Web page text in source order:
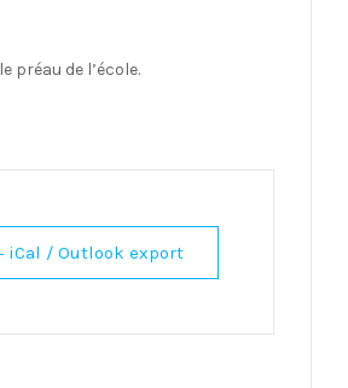
préau de l’école.
iCal / Outlook export